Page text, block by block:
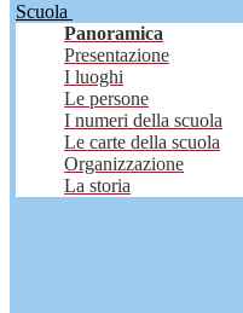
Scuola
Panoramica
Presentazione
I luoghi
Le persone
I numeri della scuola
Le carte della scuola
Organizzazione
La storia